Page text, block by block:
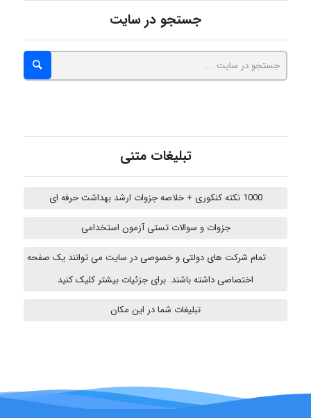
Jafar Tym
Poubakhtiari
Alirez0990
جستجو در سایت
تبلیغات متنی
1000 نکته کنکوری + خلاصه جزوات ارشد بهداشت حرفه ای
جزوات و سوالات تستی آزمون استخدامی
تمام شرکت های دولتی و خصوصی در سایت می توانند یک صفحه
اختصاصی داشته باشند. برای جزئیات بیشتر کلیک کنید
تبلیغات شما در این مکان